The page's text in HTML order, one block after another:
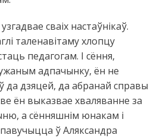
сваіх настаўнікаў.
таленавітаму хлопцу
педагогам. І сёння,
адпачынку, ён не
да дзяцей, да абранай справы
ён выказвае хваляванне за
а сённяшнім юнакам і
ў Аляксандра